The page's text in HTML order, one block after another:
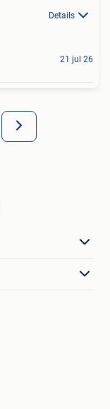
Details
21 jul 26